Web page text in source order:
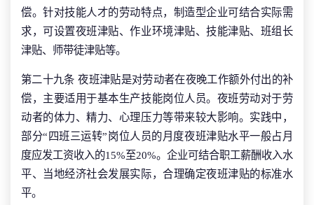
偿。针对技能人才的劳动特点，制造型企业可结合实际需
求，可设置夜班津贴、作业环境津贴、技能津贴、班组长
津贴、师带徒津贴等。
第二十九条 夜班津贴是对劳动者在夜晚工作额外付出的补
偿，主要适用于基本生产技能岗位人员。夜班劳动对于劳
动者的体力、精力、心理压力等带来较大影响。实践中，
部分“四班三运转”岗位人员的月度夜班津贴水平一般占月
度应发工资收入的15%至20%。企业可结合职工薪酬收入水
平、当地经济社会发展实际，合理确定夜班津贴的标准水
平。